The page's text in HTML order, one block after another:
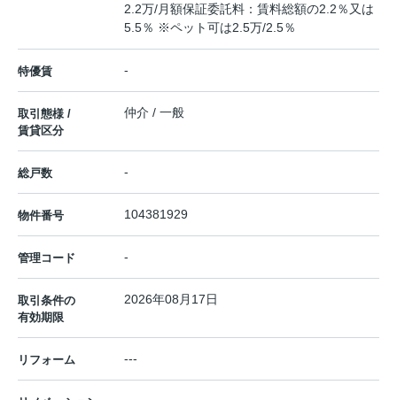
2.2万/月額保証委託料：賃料総額の2.2％又は
5.5％ ※ペット可は2.5万/2.5％
特優賃 -
取引態様 /
賃貸区分
仲介 / 一般
総戸数 -
物件番号 104381929
管理コード -
取引条件の
有効期限
2026年08月17日
リフォーム ---